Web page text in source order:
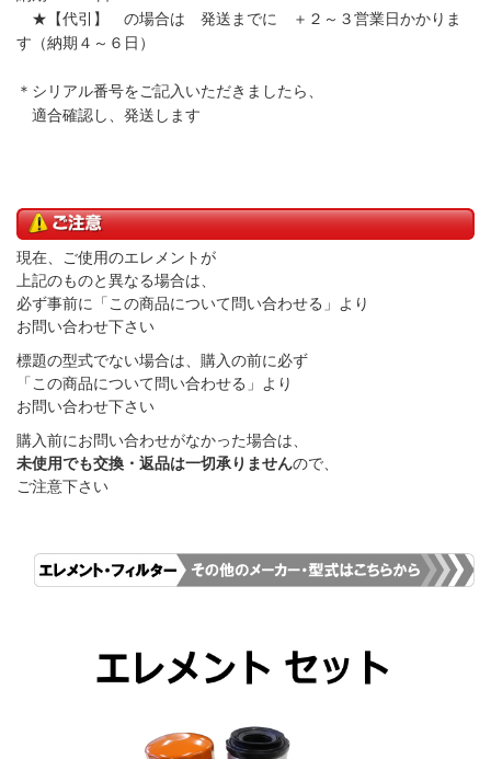
★【代引】 の場合は 発送までに ＋２～３営業日かかりま
す（納期４～６日）
＊シリアル番号をご記入いただきましたら、
適合確認し、発送します
現在、ご使用のエレメントが
上記のものと異なる場合は、
必ず事前に「この商品について問い合わせる」より
お問い合わせ下さい
標題の型式でない場合は、購入の前に必ず
「この商品について問い合わせる」より
お問い合わせ下さい
購入前にお問い合わせがなかった場合は、
未使用でも交換・返品は一切承りませんので、
ご注意下さい